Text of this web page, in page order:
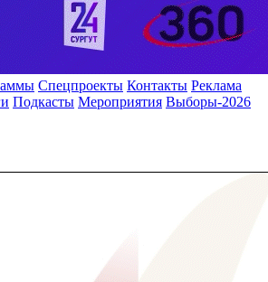
Спецпроекты Контакты Реклама
Подкасты Мероприятия Выборы-2026